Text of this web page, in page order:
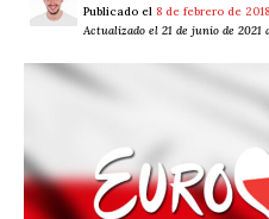
Publicado el 8 de febrero de 2018
Actualizado el 21 de junio de 2021